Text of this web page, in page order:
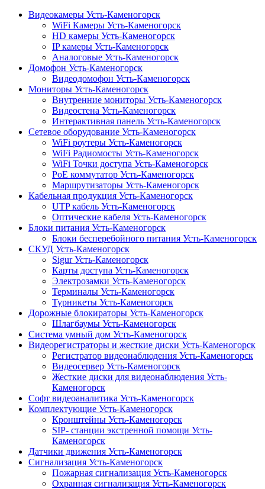
Видеокамеры Усть-Каменогорск
WiFi Камеры Усть-Каменогорск
HD камеры Усть-Каменогорск
IP камеры Усть-Каменогорск
Аналоговые Усть-Каменогорск
Домофон Усть-Каменогорск
Видеодомофон Усть-Каменогорск
Мониторы Усть-Каменогорск
Внутренние мониторы Усть-Каменогорск
Видеостена Усть-Каменогорск
Интерактивная панель Усть-Каменогорск
Сетевое оборудование Усть-Каменогорск
WiFi роутеры Усть-Каменогорск
WiFi Радиомосты Усть-Каменогорск
WiFi Точки доступа Усть-Каменогорск
PoE коммутатор Усть-Каменогорск
Маршрутизаторы Усть-Каменогорск
Кабельная продукция Усть-Каменогорск
UTP кабель Усть-Каменогорск
Оптические кабеля Усть-Каменогорск
Блоки питания Усть-Каменогорск
Блоки бесперебойного питания Усть-Каменогорск
СКУД Усть-Каменогорск
Sigur Усть-Каменогорск
Карты доступа Усть-Каменогорск
Электрозамки Усть-Каменогорск
Терминалы Усть-Каменогорск
Турникеты Усть-Каменогорск
Дорожные блокираторы Усть-Каменогорск
Шлагбаумы Усть-Каменогорск
Система умный дом Усть-Каменогорск
Видеорегистраторы и жесткие диски Усть-Каменогорск
Регистратор видеонаблюдения Усть-Каменогорск
Видеосервер Усть-Каменогорск
Жесткие диски для видеонаблюдения Усть-
Каменогорск
Софт видеоаналитика Усть-Каменогорск
Комплектующие Усть-Каменогорск
Кронштейны Усть-Каменогорск
SIP- станции экстренной помощи Усть-
Каменогорск
Датчики движения Усть-Каменогорск
Сигнализация Усть-Каменогорск
Пожарная сигнализация Усть-Каменогорск
Охранная сигнализация Усть-Каменогорск